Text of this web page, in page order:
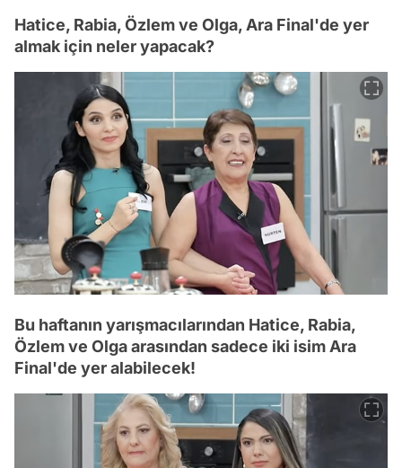
Hatice, Rabia, Özlem ve Olga, Ara Final'de yer
almak için neler yapacak?
Bu haftanın yarışmacılarından Hatice, Rabia,
Özlem ve Olga arasından sadece iki isim Ara
Final'de yer alabilecek!